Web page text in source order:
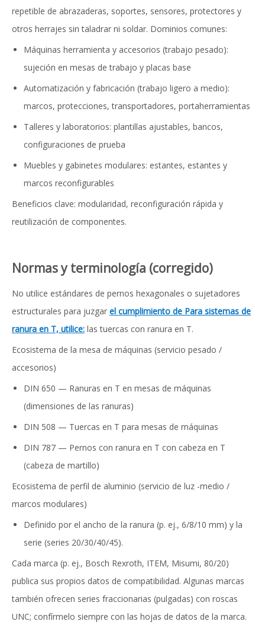
repetible de abrazaderas, soportes, sensores, protectores y
otros herrajes sin taladrar ni soldar. Dominios comunes:
Máquinas herramienta y accesorios (trabajo pesado):
sujeción en mesas de trabajo y placas base
Automatización y fabricación (trabajo ligero a medio):
marcos, protecciones, transportadores, portaherramientas
Talleres y laboratorios: plantillas ajustables, bancos,
configuraciones de prueba
Muebles y gabinetes modulares: estantes, estantes y
marcos reconfigurables
Beneficios clave: modularidad, reconfiguración rápida y
reutilización de componentes.
Normas y terminología (corregido)
No utilice estándares de pernos hexagonales o sujetadores
estructurales para juzgar el cumplimiento de Para sistemas de
ranura en T, utilice: las tuercas con ranura en T.
Ecosistema de la mesa de máquinas (servicio pesado /
accesorios)
DIN 650 — Ranuras en T en mesas de máquinas
(dimensiones de las ranuras)
DIN 508 — Tuercas en T para mesas de máquinas
DIN 787 — Pernos con ranura en T con cabeza en T
(cabeza de martillo)
Ecosistema de perfil de aluminio (servicio de luz -medio /
marcos modulares)
Definido por el ancho de la ranura (p. ej., 6/8/10 mm) y la
serie (series 20/30/40/45).
Cada marca (p. ej., Bosch Rexroth, ITEM, Misumi, 80/20)
publica sus propios datos de compatibilidad. Algunas marcas
también ofrecen series fraccionarias (pulgadas) con roscas
UNC; confírmelo siempre con las hojas de datos de la marca.